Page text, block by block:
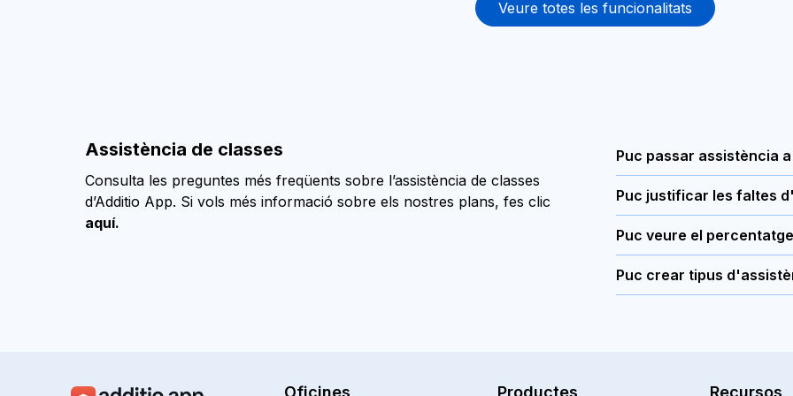
Veure totes les funcionalitats
Assistència de classes
Consulta les preguntes més freqüents sobre l’assistència de classes
d’Additio App. Si vols més informació sobre els nostres plans, fes clic
aquí.
Puc passar assistència
Sí, la plataforma d’Aditio
l’app sense necessitat
l’assistència a classe i
connexió.
Puc justificar les faltes
Sí, totes les faltes es
Puc veure el
Sí, Additio App calcula
qualsevol alumne.
Puc crear tipus
Oficines Productes Recursos